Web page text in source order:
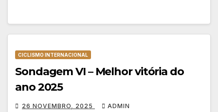
CICLISMO INTERNACIONAL
Sondagem VI – Melhor vitória do
ano 2025
26 NOVEMBRO, 2025 ADMIN